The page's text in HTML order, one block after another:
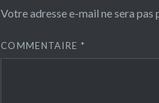
Votre adresse e-mail ne sera pas
COMMENTAIRE *